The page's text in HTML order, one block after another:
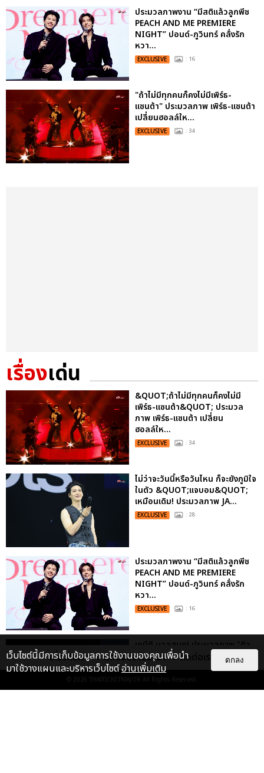
ประมวลภาพงาน “มีสติแล้วลูกพีช
PEACH AND ME PREMIERE
NIGHT” ปอนด์-ภูวินทร์ คลั่งรัก
หวา...
EXCLUSIVE : 16
"ถ้าไม่มีทุกคนก็คงไม่มีเพิร์ธ-
แซนต้า" ประมวลภาพ เพิร์ธ-แซนต้า
เปลี่ยนฮอลล์ให...
EXCLUSIVE : 34
เรื่องเด่น
&QUOT;ถ้าไม่มีทุกคนก็คงไม่มี
เพิร์ธ-แซนต้า&QUOT; ประมวล
ภาพ เพิร์ธ-แซนต้า เปลี่ยน
ฮอลล์ให...
EXCLUSIVE : 34
ไม่ว่าจะวันนี้หรือวันไหน ก็จะยังภูมิใจ
ในตัว &QUOT;แจบอม&QUOT;
เหมือนเดิม! ประมวลภาพ JA...
EXCLUSIVE : 28
ประมวลภาพงาน “มีสติแล้วลูกพีช
PEACH AND ME PREMIERE
NIGHT” ปอนด์-ภูวินทร์ คลั่งรัก
หวา...
EXCLUSIVE : 16
เคมีดี มวลสนุก! ประมวลภาพ “ดิว-
ธี” เปิดตัวซีรีส์ “MR.KILL มังงะสั่ง
ตาย” ในงาน “MR.KILL...
EXCLUSIVE : 14
เกี่ยวกับเรา ติดต่อลงโฆษณา ติดต่อเรา
© 2026 THAITICKETMAJOR All Rights Reserved.
เว็บไซต์นี้มีการเก็บข้อมูลการใช้งานของคุณเพื่อนำ
มาใช้วางแผนและบริหารเว็บไซต์อ่านเพิ่มเติม
ตกลง